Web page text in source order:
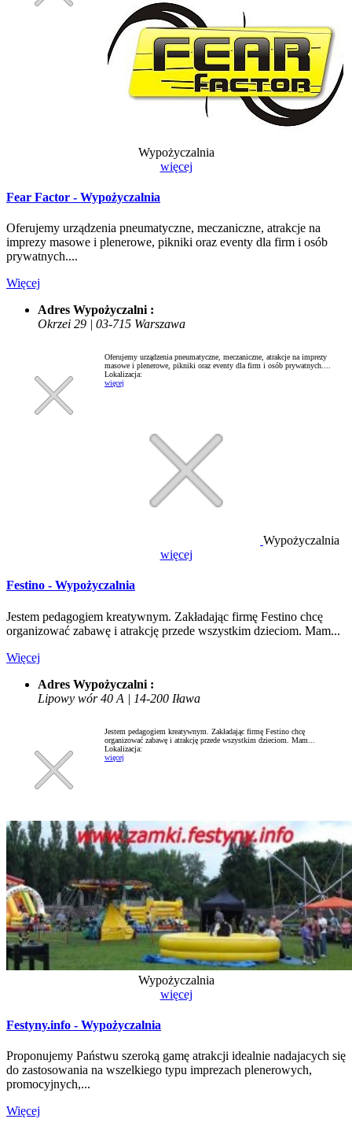
Wypożyczalnia
więcej
Fear Factor - Wypożyczalnia
Oferujemy urządzenia pneumatyczne, meczaniczne, atrakcje na
imprezy masowe i plenerowe, pikniki oraz eventy dla firm i osób
prywatnych....
Więcej
Adres Wypożyczalni :
Okrzei 29 | 03-715 Warszawa
Oferujemy urządzenia pneumatyczne, meczaniczne, atrakcje na imprezy
masowe i plenerowe, pikniki oraz eventy dla firm i osób prywatnych....
Lokalizacja:
więcej
Wypożyczalnia
więcej
Festino - Wypożyczalnia
Jestem pedagogiem kreatywnym. Zakładając firmę Festino chcę
organizować zabawę i atrakcję przede wszystkim dzieciom. Mam...
Więcej
Adres Wypożyczalni :
Lipowy wór 40 A | 14-200 Iława
Jestem pedagogiem kreatywnym. Zakładając firmę Festino chcę
organizować zabawę i atrakcję przede wszystkim dzieciom. Mam...
Lokalizacja:
więcej
Wypożyczalnia
więcej
Festyny.info - Wypożyczalnia
Proponujemy Państwu szeroką gamę atrakcji idealnie nadajacych się
do zastosowania na wszelkiego typu imprezach plenerowych,
promocyjnych,...
Więcej